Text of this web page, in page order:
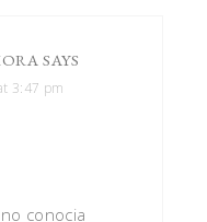
SAYS
3:47 pm
conocia